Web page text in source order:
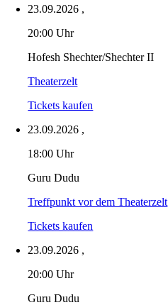
23.09.2026 ,
20:00 Uhr
Hofesh Shechter/Shechter II
Theaterzelt
Tickets kaufen
23.09.2026 ,
18:00 Uhr
Guru Dudu
Treffpunkt vor dem Theaterzelt
Tickets kaufen
23.09.2026 ,
20:00 Uhr
Guru Dudu